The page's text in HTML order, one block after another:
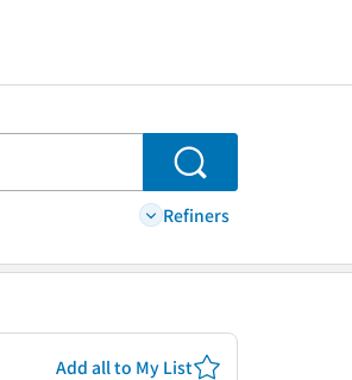
Search
Refiners
Add all to My List